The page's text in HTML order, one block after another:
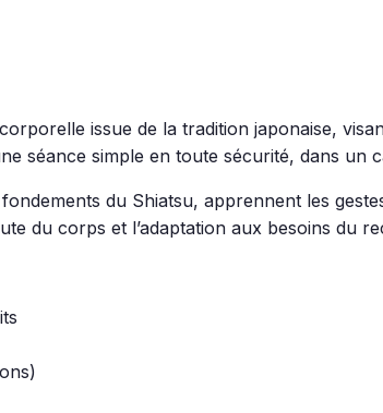
issue de la tradition japonaise,
séance simple en toute sécurité, dans un
du Shiatsu, apprennent les
du corps et l’adaptation aux besoins du